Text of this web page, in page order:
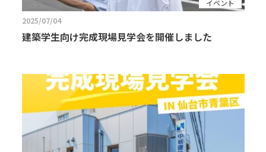
イベント
2025/07/04
建築学生向け完成現場見学会を開催しました